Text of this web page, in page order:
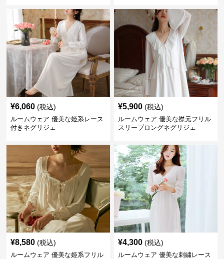
¥6,060 (税込)
ルームウェア 優美な姫系レース
付きネグリジェ
¥5,900 (税込)
ルームウェア 優美な襟元フリル
スリーブロングネグリジェ
¥8,580 (税込)
ルームウェア 優美な姫系フリル
¥4,300 (税込)
ルームウェア 優美な刺繍レース